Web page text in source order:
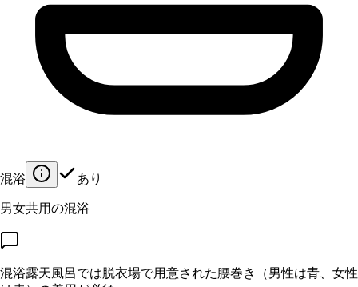
混浴 あり
男女共用の混浴
混浴露天風呂では脱衣場で用意された腰巻き（男性は青、女性